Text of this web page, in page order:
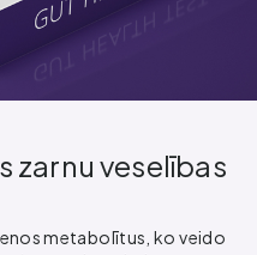
zarnu veselības
metabolītus, ko veido